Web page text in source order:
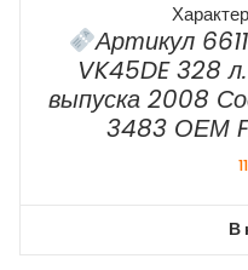
Артикул
VK45DE 328
выпуска 2008
3483 ОЕМ
В